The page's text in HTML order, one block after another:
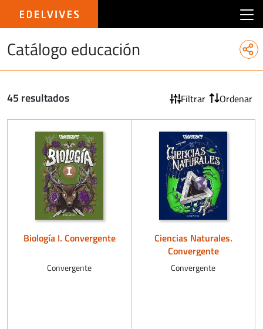
Catálogo educación
45 resultados Filtrar Ordenar
Biología I. Convergente
Convergente
Ciencias Naturales.
Convergente
Convergente